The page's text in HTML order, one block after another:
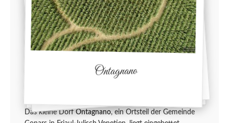
Das kleine Dorf Ontagnano, ein Ortsteil der Gemeinde
Ontagnano